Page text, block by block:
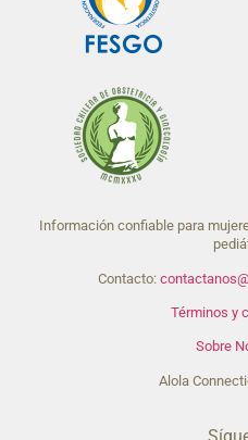
Información confiable para
Contacto:
Términos y
Sobre
Alola